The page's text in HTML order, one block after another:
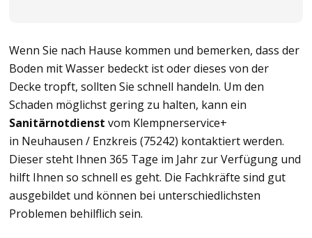
Wenn Sie nach Hause kommen und bemerken, dass der
Boden mit Wasser bedeckt ist oder dieses von der
Decke tropft, sollten Sie schnell handeln. Um den
Schaden möglichst gering zu halten, kann ein
Sanitärnotdienst vom Klempnerservice+
in Neuhausen / Enzkreis (75242) kontaktiert werden.
Dieser steht Ihnen 365 Tage im Jahr zur Verfügung und
hilft Ihnen so schnell es geht. Die Fachkräfte sind gut
ausgebildet und können bei unterschiedlichsten
Problemen behilflich sein.